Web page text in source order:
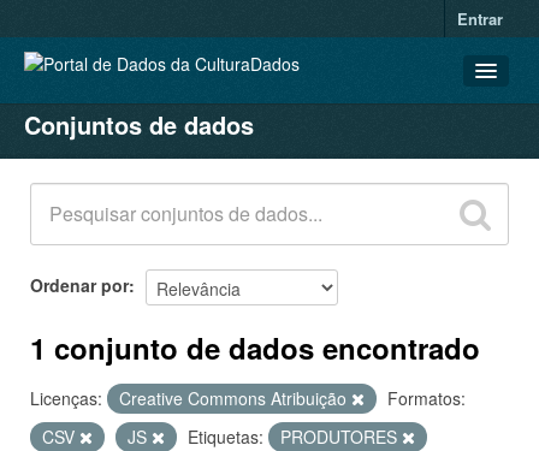
Entrar
CONJUNTOS DE DADOS
ORGANIZAÇÕES
GRUPOS
SOBRE
Conjuntos de dados
Ordenar por
1 conjunto de dados encontrado
Licenças: Creative Commons Atribuição
Formatos:
CSV
JS Etiquetas:
PRODUTORES